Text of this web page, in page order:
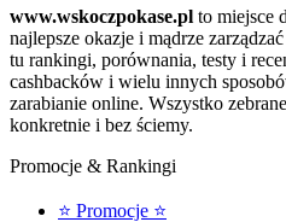
www.wskoczpokase.pl to miejsce
najlepsze okazje i mądrze
tu rankingi, porównania, testy i
cashbacków i wielu innych
zarabianie online. Wszystko
konkretnie i bez ściemy.
Promocje & Rankingi
⭐ Promocje ⭐